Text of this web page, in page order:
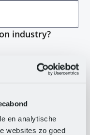
en analytische
websites zo goed
industry?
newsletter.
statement.